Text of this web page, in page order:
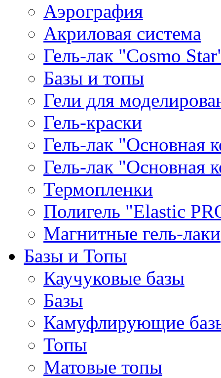
Аэрография
Акриловая система
Гель-лак "Cosmo
Базы и топы
Гели для
Гель-краски
Гель-лак "Основная
Гель-лак "Основная
Термопленки
Полигель "Elastic
Магнитные гель-лаки
Базы и Топы
Каучуковые базы
Базы
Камуфлирующие
Топы
Матовые топы